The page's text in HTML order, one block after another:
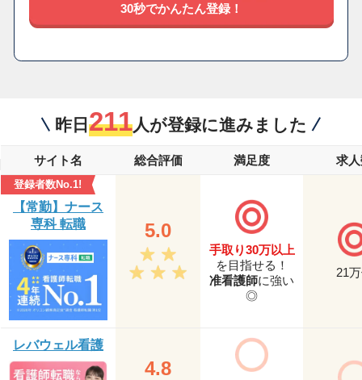
30秒でかんたん登録！
昨日 211人が登録に進みました
サイト名 総合評価 満足度 求
登録者数No.1!
【常勤】ナース
専科 転職
5.0
手取り30万以上
を目指せる！
准看護師に強い
◎
21
レバウェル看護
4.8